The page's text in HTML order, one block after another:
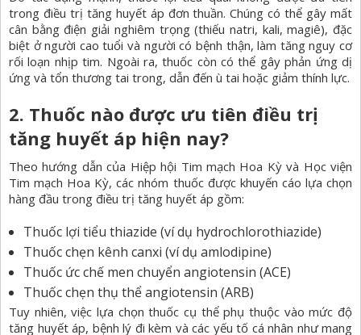
trong điều trị tăng huyết áp đơn thuần. Chúng có thể gây mất
cân bằng điện giải nghiêm trọng (thiếu natri, kali, magiê), đặc
biệt ở người cao tuổi và người có bệnh thận, làm tăng nguy cơ
rối loạn nhịp tim. Ngoài ra, thuốc còn có thể gây phản ứng dị
ứng và tổn thương tai trong, dẫn đến ù tai hoặc giảm thính lực.
2. Thuốc nào được ưu tiên điều trị
tăng huyết áp hiện nay?
Theo hướng dẫn của Hiệp hội Tim mạch Hoa Kỳ và Học viện
Tim mạch Hoa Kỳ, các nhóm thuốc được khuyến cáo lựa chọn
hàng đầu trong điều trị tăng huyết áp gồm:
Thuốc lợi tiểu thiazide (ví dụ hydrochlorothiazide)
Thuốc chẹn kênh canxi (ví dụ amlodipine)
Thuốc ức chế men chuyển angiotensin (ACE)
Thuốc chẹn thụ thể angiotensin (ARB)
Tuy nhiên, việc lựa chọn thuốc cụ thể phụ thuộc vào mức độ
tăng huyết áp, bệnh lý đi kèm và các yếu tố cá nhân như mang